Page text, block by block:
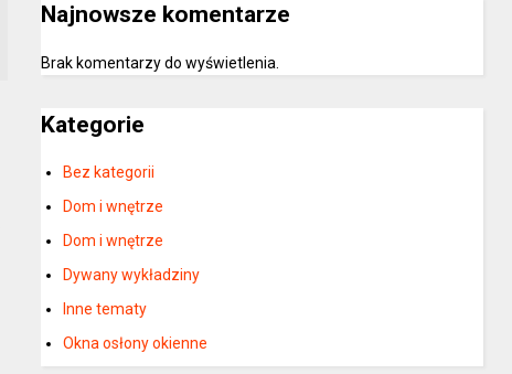
Najnowsze komentarze
Brak komentarzy do wyświetlenia.
Kategorie
Bez kategorii
Dom i wnętrze
Dom i wnętrze
Dywany wykładziny
Inne tematy
Okna osłony okienne